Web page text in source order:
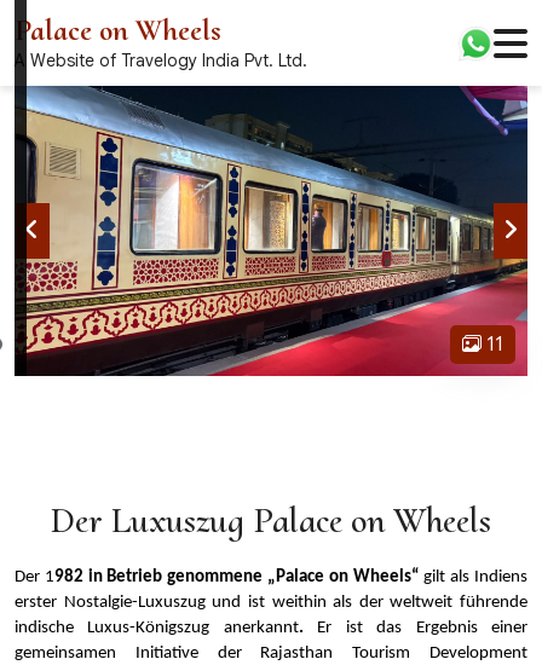
Palace on Wheels
A Website of Travelogy India Pvt. Ltd.
11
Der Luxuszug Palace on Wheels
Der 1982 in Betrieb genommene „Palace on Wheels“ gilt als Indiens
erster Nostalgie-Luxuszug und ist weithin als der weltweit führende
indische Luxus-Königszug anerkannt. Er ist das Ergebnis einer
gemeinsamen Initiative der Rajasthan Tourism Development